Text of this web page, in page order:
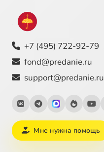
+7 (495) 722-92-79
fond@predanie.ru
support@predanie.ru
Мне нужна помощь